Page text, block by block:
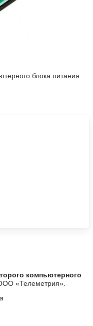
блока питания
компьютерного
«Телеметрия».